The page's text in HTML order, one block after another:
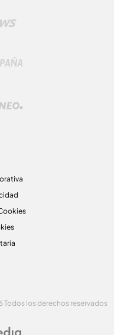
Todos los derechos reservados